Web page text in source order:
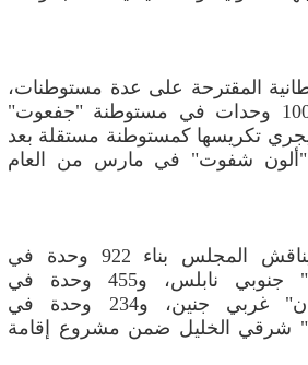
المقترحة على عدة مستوطنات،
أبرزها مخطط لبناء 1006 وحدات في مستوطنة "جفعوت"
تكريسها كمستوطنة مستقلة بعد
شفوت" في مارس من العام
وإضافة إلى ذلك، سيناقش المجلس بناء 922 وحدة في
مستوطنة "هار براخا" جنوبي نابلس، و455 وحدة في
مستوطنة "ميفو دوتان" غربي جنين، و234 وحدة في
شرقي الخليل ضمن مشروع إقامة